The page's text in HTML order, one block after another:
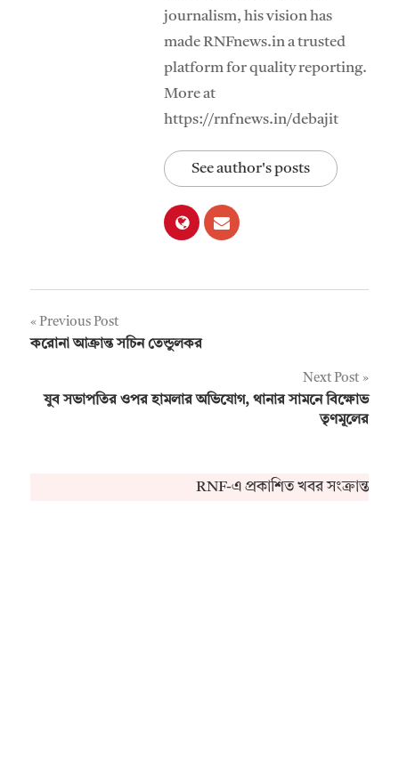
journalism, his vision has
made RNFnews.in a trusted
platform for quality reporting.
More at
https://rnfnews.in/debajit
See author's posts
Post
Previous Post
করোনা আক্রান্ত সচিন তেন্ডুলকর
Next Post
যুব সভাপতির ওপর হামলার অভিযোগ, থানার সামনে বিক্ষোভ
তৃণমূলের
RNF-এ প্রকাশিত খবর সংক্রান্ত